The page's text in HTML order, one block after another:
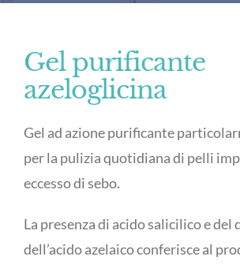
Gel purificante
azeloglicina
Gel ad azione purificante
per la pulizia quotidiana di pelli
eccesso di sebo.
La presenza di acido salicilico e del
dell’acido azelaico conferisce al